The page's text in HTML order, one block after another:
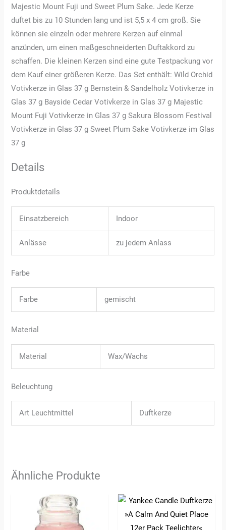
Majestic Mount Fuji und Sweet Plum Sake. Jede Kerze
duftet bis zu 10 Stunden lang und ist 5,5 x 4 cm groß. Sie
können sie einzeln oder mehrere Kerzen auf einmal
anzünden, um einen maßgeschneiderten Duftakkord zu
schaffen. Die kleinen Kerzen sind eine gute Testpackung vor
dem Kauf einer größeren Kerze. Das Set enthält: Wild Orchid
Votivkerze in Glas 37 g Bernstein & Sandelholz Votivkerze in
Glas 37 g Bayside Cedar Votivkerze in Glas 37 g Majestic
Mount Fuji Votivkerze in Glas 37 g Sakura Blossom Festival
Votivkerze in Glas 37 g Sweet Plum Sake Votivkerze im Glas
37 g
Details
Produktdetails
Einsatzbereich Indoor
Anlässe zu jedem Anlass
Farbe
Farbe gemischt
Material
Material Wax/Wachs
Beleuchtung
Art Leuchtmittel Duftkerze
Ähnliche Produkte